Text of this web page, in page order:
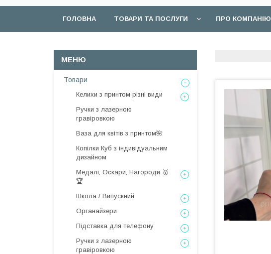
ГОЛОВНА ТОВАРИ ТА ПОСЛУГИ ПРО КОМПАНІЮ
Товари
Келихи з принтом різні види
Ручки з лазерною
гравіровкою
Ваза для квітів з принтом🌺
Копілки Куб з індивідуальним
дизайном
Медалі, Оскари, Нагороди 🥇
🏆
Школа / Випускний
Органайзери
Підставка для телефону
Ручки з лазерною
гравіровкою